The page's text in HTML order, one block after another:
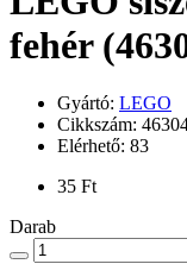
fehér
Gyártó: LEGO
Cikkszám:
Elérhető: 83
35 Ft
Darab